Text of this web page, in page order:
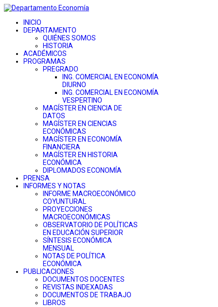
INICIO
DEPARTAMENTO
QUIÉNES SOMOS
HISTORIA
ACADÉMICOS
PROGRAMAS
PREGRADO
ING. COMERCIAL EN ECONOMÍA
DIURNO
ING. COMERCIAL EN ECONOMÍA
VESPERTINO
MAGÍSTER EN CIENCIA DE
DATOS
MAGÍSTER EN CIENCIAS
ECONÓMICAS
MAGÍSTER EN ECONOMÍA
FINANCIERA
MAGÍSTER EN HISTORIA
ECONÓMICA
DIPLOMADOS ECONOMÍA
PRENSA
INFORMES Y NOTAS
INFORME MACROECONÓMICO
COYUNTURAL
PROYECCIONES
MACROECONÓMICAS
OBSERVATORIO DE POLÍTICAS
EN EDUCACIÓN SUPERIOR
SÍNTESIS ECONÓMICA
MENSUAL
NOTAS DE POLÍTICA
ECONÓMICA
PUBLICACIONES
DOCUMENTOS DOCENTES
REVISTAS INDEXADAS
DOCUMENTOS DE TRABAJO
LIBROS